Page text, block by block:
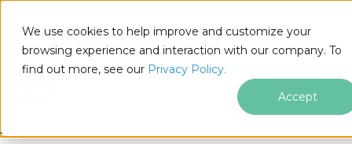
We use cookies to help improve and customize your
browsing experience and interaction with our company. To
find out more, see our Privacy Policy.
Accept